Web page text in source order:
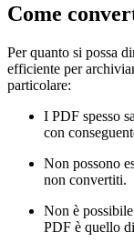
Come
Per quanto si possa
efficiente per
particolare:
I PDF spesso
con
Non possono
non convertiti.
Non è
PDF è quello